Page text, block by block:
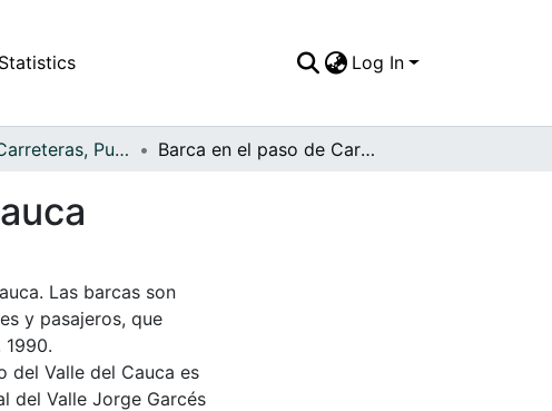
Log In
APFFVC - Carreteras, Puentes - Patrimonial Barca en el paso de Caramanta, sobre el río Cauca
Las barcas son
y pasajeros, que
del Valle del Cauca es
del Valle Jorge Garcés